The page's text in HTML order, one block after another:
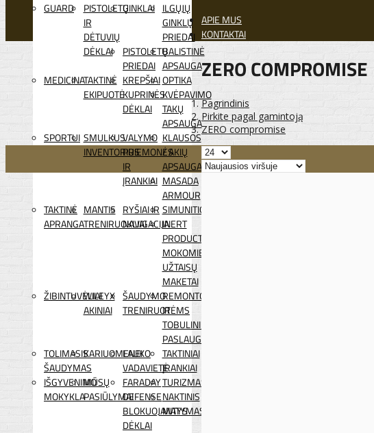
GUARD
PISTOLETŲ
IR
DĖTUVIŲ
DĖKLAI
GINKLAI ILGŲJŲ
GINKLŲ
PRIEDAI
PISTOLETŲ
PRIEDAI
BALISTINĖ
APSAUGA
MEDICINATAKTINĖ
EKIPUOTĖ
KREPŠIAI
KUPRINĖS
DĖKLAI
OPTIKA
KVĖPAVIMO
TAKŲ
APSAUGA
SPORTUI SMULKUS
INVENTORIUS
VALYMO
PRIEMONĖS
IR
ĮRANKIAI
KLAUSOS
/ AKIŲ
APSAUGA
MASADA
ARMOUR
TAKTINĖ
APRANGA
MANTIS
TRENIRUOKLIAI
RYŠIAI IR
NAVIGACIJA
SIMUNITION
INERT
PRODUCTS
MOKOMIEJI
UŽTAISŲ
MAKETAI
ŽIBINTUVĖLIAI
WILEYX
AKINIAI
ŠAUDYMO
TRENIRUOTĖMS
REMONTO
IR
TOBULINIMO
PASLAUGOS
TOLIMASIS
ŠAUDYMAS
KARIUOMENEI
LAUKO
VADAVIETĖ
TAKTINIAI
ĮRANKIAI
IŠGYVENIMO
MOKYKLA
MŪSŲ
PASIŪLYMAI
FARADAY
DEFENSE
BLOKUOJANTYS
DĖKLAI
TURIZMAS
NAKTINIS
MATYMAS
APIE MUS
KONTAKTAI
ZERO COMPROMISE
Pagrindinis
Pirkite pagal gamintoją
ZERO compromise